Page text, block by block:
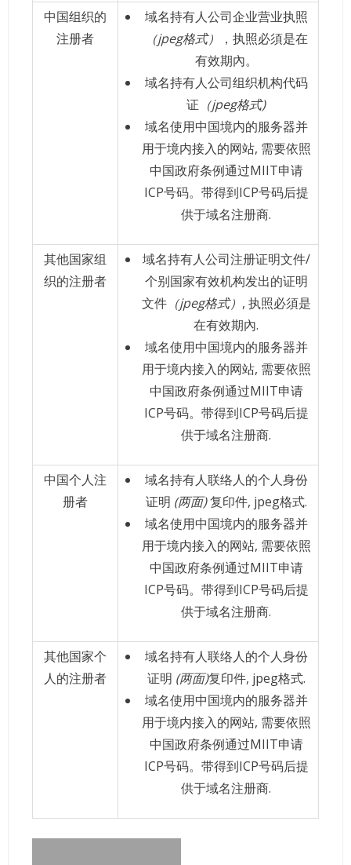
中国组织的
注册者
域名持有人公司企业营业执照
（jpeg格式）
，执照必須是在
有效期內。
域名持有人公司组织机构代码
证 （jpeg格式)
域名使用中国境内的服务器并
用于境内接入的网站, 需要依照
中国政府条例通过MIIT申请
ICP号码。带得到ICP号码后提
供于域名注册商.
其他国家组
织的注册者
域名持有人公司注册证明文件/
个别国家有效机构发出的证明
文件（jpeg格式） , 执照必須是
在有效期內.
域名使用中国境内的服务器并
用于境内接入的网站, 需要依照
中国政府条例通过MIIT申请
ICP号码。带得到ICP号码后提
供于域名注册商.
中国个人注
册者
域名持有人联络人的个人身份
证明 (两面)复印件, jpeg格式.
域名使用中国境内的服务器并
用于境内接入的网站, 需要依照
中国政府条例通过MIIT申请
ICP号码。带得到ICP号码后提
供于域名注册商.
其他国家个
人的注册者
域名持有人联络人的个人身份
证明 (两面)复印件, jpeg格式.
域名使用中国境内的服务器并
用于境内接入的网站, 需要依照
中国政府条例通过MIIT申请
ICP号码。带得到ICP号码后提
供于域名注册商.